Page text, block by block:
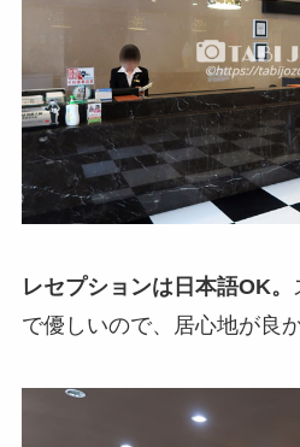
レセプションは日本語OK。
で優しいので、居心地が良